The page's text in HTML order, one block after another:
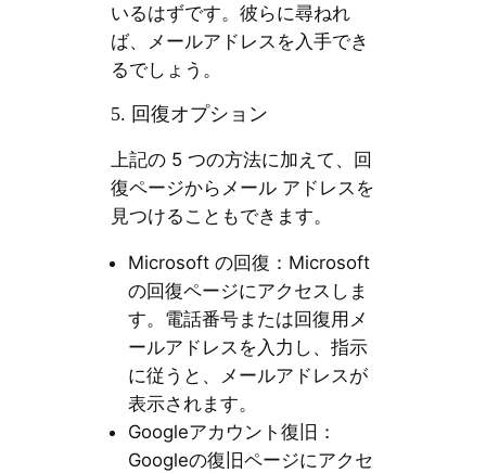
いるはずです。彼らに尋ねれ
ば、メールアドレスを入手でき
るでしょう。
5. 回復オプション
上記の 5 つの方法に加えて、回
復ページからメール アドレスを
見つけることもできます。
Microsoft の回復：Microsoft
の回復ページにアクセスしま
す。電話番号または回復用メ
ールアドレスを入力し、指示
に従うと、メールアドレスが
表示されます。
Googleアカウント復旧：
Googleの復旧ページにアクセ